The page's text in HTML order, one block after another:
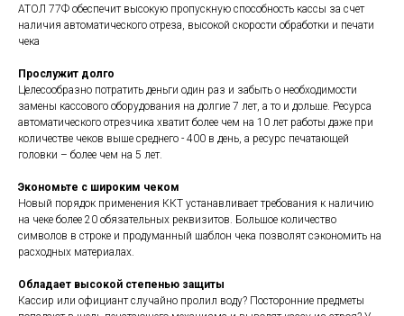
АТОЛ 77Ф обеспечит высокую пропускную способность кассы за счет
наличия автоматического отреза, высокой скорости обработки и печати
чека
Прослужит долго
Целесообразно потратить деньги один раз и забыть о необходимости
замены кассового оборудования на долгие 7 лет, а то и дольше. Ресурса
автоматического отрезчика хватит более чем на 10 лет работы даже при
количестве чеков выше среднего - 400 в день, а ресурс печатающей
головки – более чем на 5 лет.
Экономьте с широким чеком
Новый порядок применения ККТ устанавливает требования к наличию
на чеке более 20 обязательных реквизитов. Большое количество
символов в строке и продуманный шаблон чека позволят сэкономить на
расходных материалах.
Обладает высокой степенью защиты
Кассир или официант случайно пролил воду? Посторонние предметы